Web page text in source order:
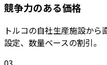
競争力のある価格
トルコの自社生産施設か
設定、数量ベースの割引。